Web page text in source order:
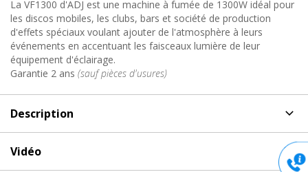
La VF1300 d'ADJ est une machine à fumée de 1300W idéal pour
les discos mobiles, les clubs, bars et société de production
d'effets spéciaux voulant ajouter de l'atmosphère à leurs
événements en accentuant les faisceaux lumière de leur
équipement d'éclairage.
Garantie 2 ans (sauf pièces d'usures)
Description
Vidéo